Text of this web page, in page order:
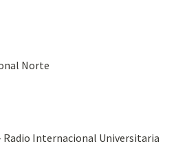
Norte
Radio Internacional Universitaria